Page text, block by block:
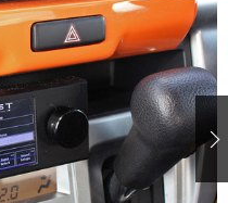
沖縄
愛車 File
トップ！不具合修理＆粗悪修理
洗車